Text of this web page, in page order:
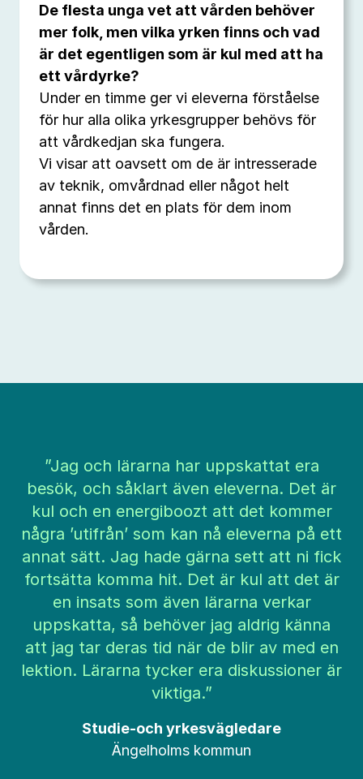
De flesta unga vet att vården behöver
mer folk, men vilka yrken finns och vad
är det egentligen som är kul med att ha
ett vårdyrke?
Under en timme ger vi eleverna förståelse
för hur alla olika yrkesgrupper behövs för
att vårdkedjan ska fungera.
Vi visar att oavsett om de är intresserade
av teknik, omvårdnad eller något helt
annat finns det en plats för dem inom
vården.
”Jag och lärarna har uppskattat era
besök, och såklart även eleverna. Det är
kul och en energiboozt att det kommer
några ’utifrån’ som kan nå eleverna på ett
annat sätt. Jag hade gärna sett att ni fick
fortsätta komma hit. Det är kul att det är
en insats som även lärarna verkar
uppskatta, så behöver jag aldrig känna
att jag tar deras tid när de blir av med en
lektion. Lärarna tycker era diskussioner är
viktiga.”
Studie-och yrkesvägledare
Ängelholms kommun